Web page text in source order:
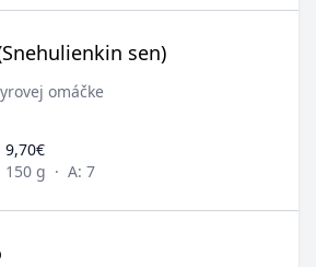
sen)
omáčke
9,70€
150 g · A: 7